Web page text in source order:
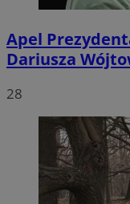
Apel
Dariusza
28